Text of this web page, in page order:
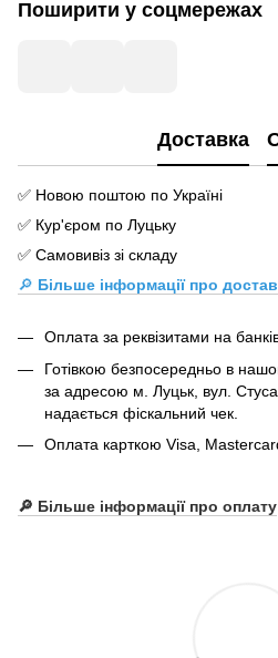
Поширити у соцмережах
Доставка
✅ Новою поштою по Україні
✅ Кур'єром по Луцьку
✅ Самовивіз зі складу
🔎 Більше інформації про
Оплата за реквізитами на
Готівкою безпосередньо в
за адресою м. Луцьк, вул.
надається фіскальний чек.
Оплата карткою Visa,
🔎 Більше інформації про оплату